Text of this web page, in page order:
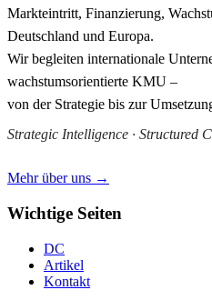
Markteintritt, Finanzierung,
Deutschland und Europa.
Wir begleiten internationale
wachstumsorientierte KMU –
von der Strategie bis zur
Strategic Intelligence · Structured
Mehr über uns →
Wichtige Seiten
DC
Artikel
Kontakt